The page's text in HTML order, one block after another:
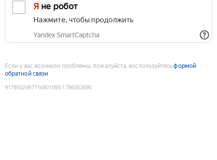
Я не робот
Нажмите, чтобы продолжить
Yandex SmartCaptcha
Если у вас возникли проблемы, пожалуйста, воспользуйтесьформой
обратной связи
9179502667716801093:1786052690